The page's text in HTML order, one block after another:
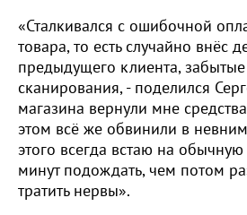
«Сталкивался с ошибочной
товара, то есть случайно внёс
предыдущего клиента,
сканирования, - поделился
магазина вернули мне
этом всё же обвинили в
этого всегда встаю на
минут подождать, чем потом
тратить нервы».